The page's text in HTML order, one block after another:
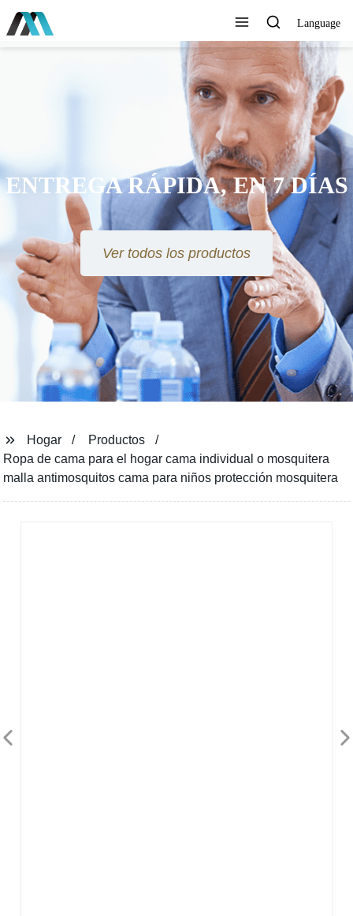
Language
ENTREGA RÁPIDA, EN 7 DÍAS
Ver todos los productos
Hogar
Productos
Ropa de cama para el hogar cama individual o mosquitera
malla antimosquitos cama para niños protección mosquitera